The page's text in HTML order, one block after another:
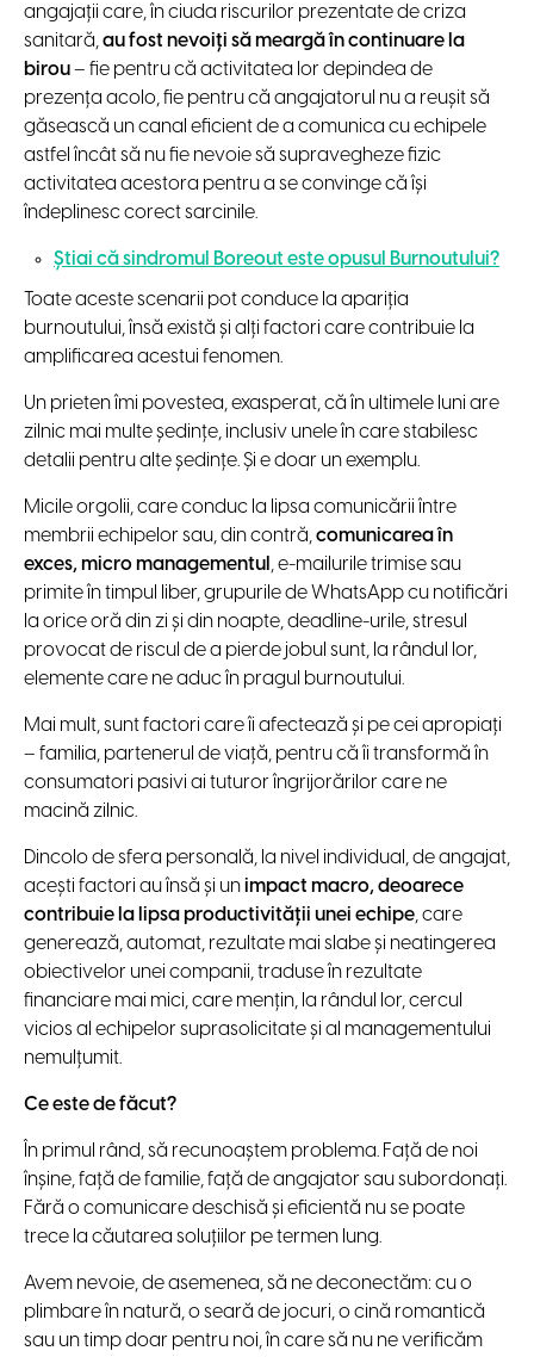
angajații care, în ciuda riscurilor prezentate de criza
sanitară,au fost nevoiți să meargă în continuare la
birou– fie pentru că activitatea lor depindea de
prezența acolo, fie pentru că angajatorul nu a reușit să
găsească un canal eficient de a comunica cu echipele
astfel încât să nu fie nevoie să supravegheze fizic
activitatea acestora pentru a se convinge că își
îndeplinesc corect sarcinile.
Știai că sindromul Boreout este opusul Burnoutului?
Toate aceste scenarii pot conduce la apariția
burnoutului, însă există și alți factori care contribuie la
amplificarea acestui fenomen.
Un prieten îmi povestea, exasperat, că în ultimele luni are
zilnic mai multe ședințe, inclusiv unele în care stabilesc
detalii pentru alte ședințe. Și e doar un exemplu.
Micile orgolii, care conduc la lipsa comunicării între
membrii echipelor sau, din contră,comunicarea în
exces, micro managementul , e-mailurile trimise sau
primite în timpul liber, grupurile de WhatsApp cu notificări
la orice oră din zi și din noapte, deadline-urile, stresul
provocat de riscul de a pierde jobul sunt, la rândul lor,
elemente care ne aduc în pragul burnoutului.
Mai mult, sunt factori care îi afectează și pe cei apropiați
– familia, partenerul de viață, pentru că îi transformă în
consumatori pasivi ai tuturor îngrijorărilor care ne
macină zilnic.
Dincolo de sfera personală, la nivel individual, de angajat,
acești factori au însă și unimpact macro, deoarece
contribuie la lipsa productivității unei echipe, care
generează, automat, rezultate mai slabe și neatingerea
obiectivelor unei companii, traduse în rezultate
financiare mai mici, care mențin, la rândul lor, cercul
vicios al echipelor suprasolicitate și al managementului
nemulțumit.
Ce este de făcut?
În primul rând, să recunoaștem problema. Față de noi
înșine, față de familie, față de angajator sau subordonați.
Fără o comunicare deschisă și eficientă nu se poate
trece la căutarea soluțiilor pe termen lung.
Avem nevoie, de asemenea, să ne deconectăm: cu o
plimbare în natură, o seară de jocuri, o cină romantică
sau un timp doar pentru noi, în care să nu ne verificăm